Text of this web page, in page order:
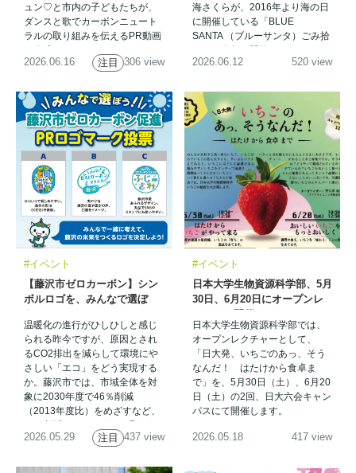
ュン♡と市内の子どもたちが、
ダンスと歌でカーボンニュート
ラルの取り組みを伝えるPR動画
2026.06.16 306 view
注目
海さくらが、2016年より海の日
に開催している「BLUE
SANTA （ブルーサンタ）ごみ拾
2026.06.12 520 view
#イベント
【藤沢市ゼロカーボン】シン
ボルロゴを、みんなで選ぼ
う！
温暖化の進行がひしひしと感じ
られる昨今ですが、原因とされ
るCO2排出を減らして環境にや
さしい「エコ」をどう実現する
か。藤沢市では、市域全体を対
象に2030年度で46％削減
（2013年度比）をめざすなど、
CO2削減の、さまざまな取り組
みを行っています。
2026.05.29 437 view
注目
#イベント
日本大学生物資源科学部、5月
30日、6月20日にオープンレ
クチャー開催
日本大学生物資源科学部では、
オープンレクチャーとして、
「日大発、いちごのあっ、そう
なんだ！ はたけから食卓ま
で」を、5月30日（土）、6月20
日（土）の2回、日大六会キャン
パスにて開催します。
2026.05.18 417 view